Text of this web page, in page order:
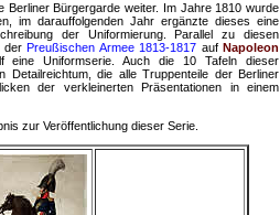
Bürgergarde weiter. Im Jahre 1810 wurde
im darauffolgenden Jahr ergänzte dieses eine
der Uniformierung. Parallel zu diesen
der Preußischen Armee 1813-1817 auf Napoleon
eine Uniformserie. Auch die 10 Tafeln dieser
die alle Truppenteile der Berliner
der verkleinerten Präsentationen in einem
zur Veröffentlichung dieser Serie.